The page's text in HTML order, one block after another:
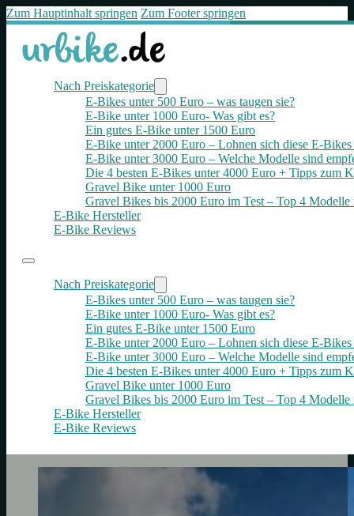
Zum Hauptinhalt springen Zum Footer springen
Nach Preiskategorie
E-Bikes unter 500 Euro – was taugen sie?
E-Bike unter 1000 Euro- Was gibt es?
Ein gutes E-Bike unter 1500 Euro
E-Bike unter 2000 Euro – Lohnen sich diese E-
E-Bike unter 3000 Euro – Welche Modelle sind
Die 4 besten E‑Bikes unter 4000 Euro + Tipps zum
Gravel Bike unter 1000 Euro
Gravel Bikes bis 2000 Euro im Test – Top 4 Modelle
E-Bike Hersteller
E-Bike Reviews
Nach Preiskategorie
E-Bikes unter 500 Euro – was taugen sie?
E-Bike unter 1000 Euro- Was gibt es?
Ein gutes E-Bike unter 1500 Euro
E-Bike unter 2000 Euro – Lohnen sich diese E-
E-Bike unter 3000 Euro – Welche Modelle sind
Die 4 besten E‑Bikes unter 4000 Euro + Tipps zum
Gravel Bike unter 1000 Euro
Gravel Bikes bis 2000 Euro im Test – Top 4 Modelle
E-Bike Hersteller
E-Bike Reviews